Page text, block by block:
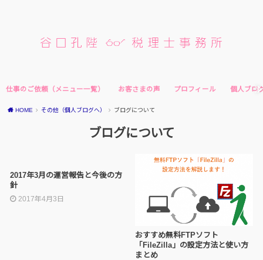
仕事のご依頼（メニュー一覧） お客さまの声 プロフィール 個人ブロ
HOME その他（個人ブログへ） ブログについて
ブログについて
2017年3月の運営報告と今後の方
針
2017年4月3日
おすすめ無料FTPソフト
「FileZilla」の設定方法と使い方
まとめ